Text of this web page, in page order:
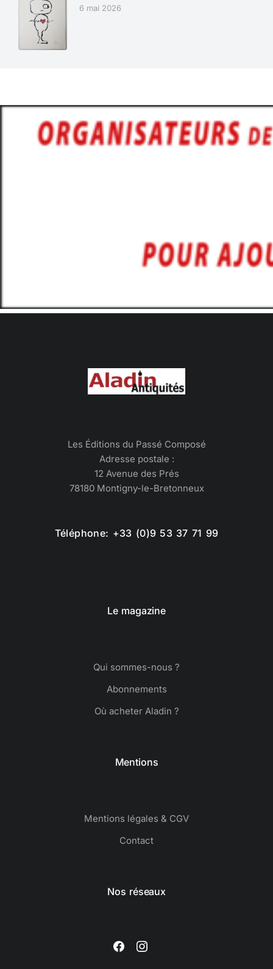
6 mai 2026
Les Éditions du Passé Composé
Adresse postale :
12 Avenue des Prés
78180 Montigny-le-Bretonneux
Téléphone: +33 (0)9 53 37 71 99
Le magazine
Qui sommes-nous ?
Abonnements
Où acheter Aladin ?
Mentions
Mentions légales & CGV
Contact
Nos réseaux